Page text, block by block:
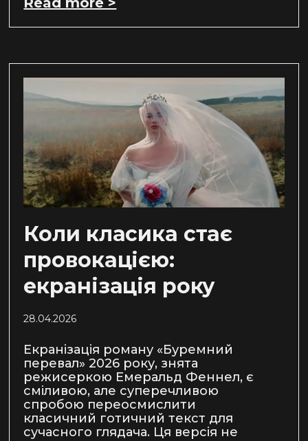
Коли класика стає
провокацією:
екранізація року
28.04.2026
Екранізація роману «Буремний
перевал» 2026 року, знята
режисеркою Емеральд Феннел, є
сміливою, але суперечливою
спробою переосмислити
класичний готичний текст для
сучасного глядача. Ця версія не